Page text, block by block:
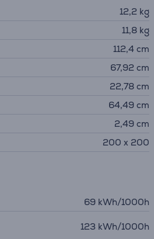
12,2 kg
11,8 kg
112,4 cm
67,92 cm
22,78 cm
64,49 cm
2,49 cm
200 x 200
69 kWh/1000h
123 kWh/1000h